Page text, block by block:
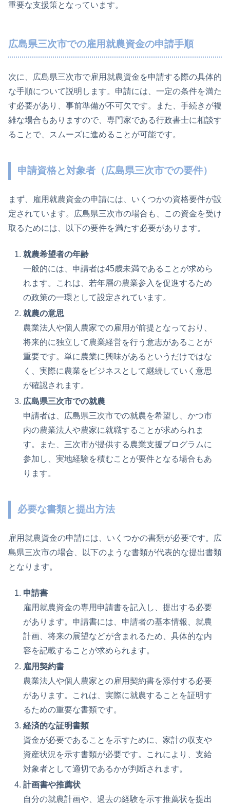
重要な支援策となっています。
広島県三次市での雇用就農資金の申請手順
次に、広島県三次市で雇用就農資金を申請する際の具体的
な手順について説明します。申請には、一定の条件を満た
す必要があり、事前準備が不可欠です。また、手続きが複
雑な場合もありますので、専門家である行政書士に相談す
ることで、スムーズに進めることが可能です。
申請資格と対象者（広島県三次市での要件）
まず、雇用就農資金の申請には、いくつかの資格要件が設
定されています。広島県三次市の場合も、この資金を受け
取るためには、以下の要件を満たす必要があります。
就農希望者の年齢
一般的には、申請者は45歳未満であることが求めら
れます。これは、若年層の農業参入を促進するため
の政策の一環として設定されています。
就農の意思
農業法人や個人農家での雇用が前提となっており、
将来的に独立して農業経営を行う意志があることが
重要です。単に農業に興味があるというだけではな
く、実際に農業をビジネスとして継続していく意思
が確認されます。
広島県三次市での就農
申請者は、広島県三次市での就農を希望し、かつ市
内の農業法人や農家に就職することが求められま
す。また、三次市が提供する農業支援プログラムに
参加し、実地経験を積むことが要件となる場合もあ
ります。
必要な書類と提出方法
雇用就農資金の申請には、いくつかの書類が必要です。広
島県三次市の場合、以下のような書類が代表的な提出書類
となります。
申請書
雇用就農資金の専用申請書を記入し、提出する必要
があります。申請書には、申請者の基本情報、就農
計画、将来の展望などが含まれるため、具体的な内
容を記載することが求められます。
雇用契約書
農業法人や個人農家との雇用契約書を添付する必要
があります。これは、実際に就農することを証明す
るための重要な書類です。
経済的な証明書類
資金が必要であることを示すために、家計の収支や
資産状況を示す書類が必要です。これにより、支給
対象者として適切であるかが判断されます。
計画書や推薦状
自分の就農計画や、過去の経験を示す推薦状を提出